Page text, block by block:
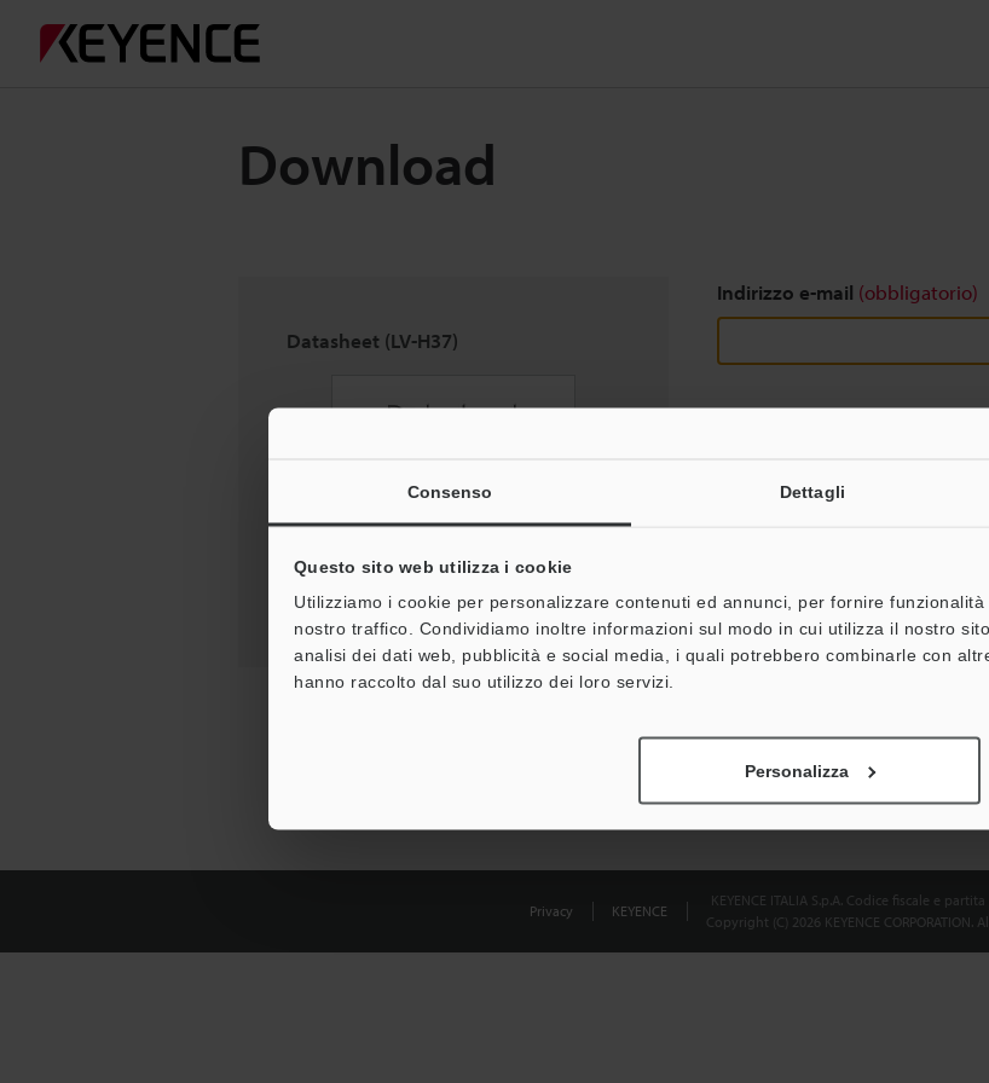
Consenso Dettagli
Questo sito web utilizza i cookie
Utilizziamo i cookie per personalizzare contenuti ed annunci, per fornire
nostro traffico. Condividiamo inoltre informazioni sul modo in cui utilizza il nostro
analisi dei dati web, pubblicità e social media, i quali potrebbero combinarle con
hanno raccolto dal suo utilizzo dei loro servizi.
Personalizza
Download
Datasheet (LV-H37)
Indirizzo e-mail (obbligatorio)
Privacy KEYENCE
KEYENCE ITALIA S.p.A. Codice fiscale e
Copyright (C) 2026 KEYENCE CORPORATION.